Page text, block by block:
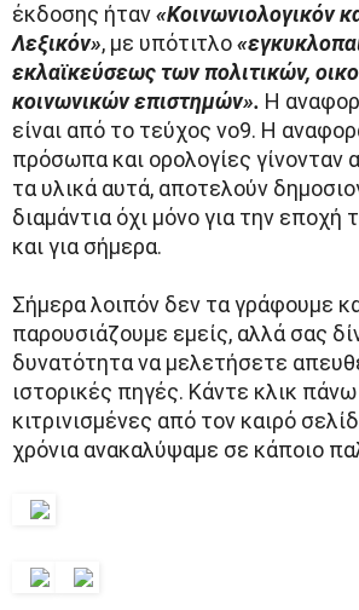
έκδοσης ήταν«Κοινωνιολογικόν
Λεξικόν», με υπότιτλο
εκλαϊκεύσεως των πολιτικών,
κοινωνικών επιστημών». Η
είναι από το τεύχος νο9. Η
πρόσωπα και ορολογίες γίνονταν
τα υλικά αυτά, αποτελούν
διαμάντια όχι μόνο για την εποχή
και για σήμερα.
Σήμερα λοιπόν δεν τα γράφουμε
παρουσιάζουμε εμείς, αλλά σας
δυνατότητα να μελετήσετε
ιστορικές πηγές. Κάντε κλικ πάνω
κιτρινισμένες από τον καιρό
χρόνια ανακαλύψαμε σε κάποιο